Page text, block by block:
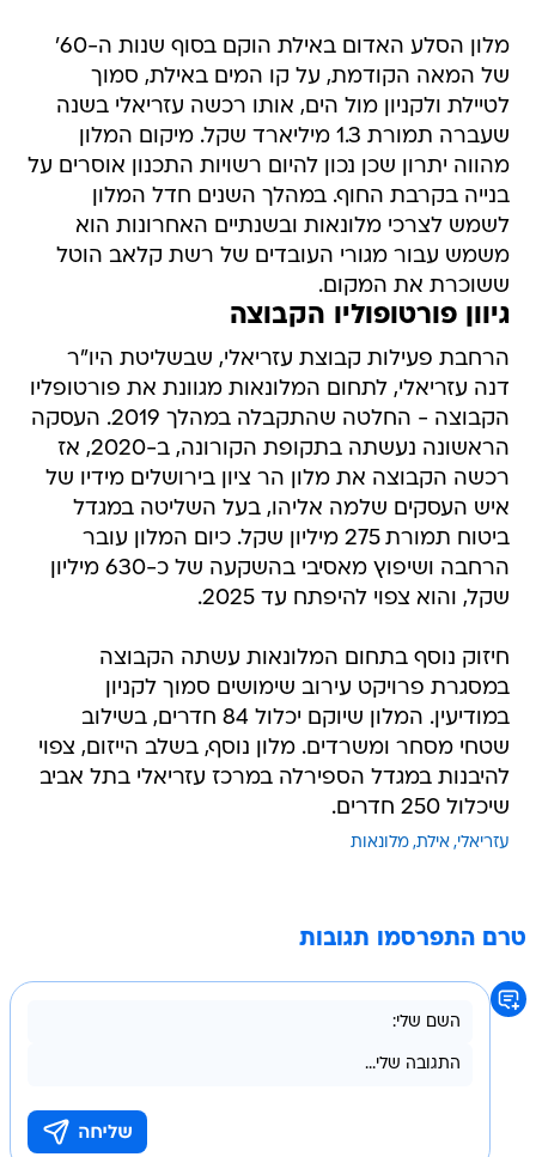
מלון הסלע האדום באילת הוקם בסוף שנות ה-60'
של המאה הקודמת, על קו המים באילת, סמוך
לטיילת ולקניון מול הים, אותו רכשה עזריאלי בשנה
שעברה תמורת 1.3 מיליארד שקל. מיקום המלון
מהווה יתרון שכן נכון להיום רשויות התכנון אוסרים על
בנייה בקרבת החוף. במהלך השנים חדל המלון
לשמש לצרכי מלונאות ובשנתיים האחרונות הוא
משמש עבור מגורי העובדים של רשת קלאב הוטל
ששוכרת את המקום.
גיוון פורטופוליו הקבוצה
הרחבת פעילות קבוצת עזריאלי, שבשליטת היו"ר
דנה עזריאלי, לתחום המלונאות מגוונת את פורטופליו
הקבוצה - החלטה שהתקבלה במהלך 2019. העסקה
הראשונה נעשתה בתקופת הקורונה, ב-2020, אז
רכשה הקבוצה את מלון הר ציון בירושלים מידיו של
איש העסקים שלמה אליהו, בעל השליטה במגדל
ביטוח תמורת 275 מיליון שקל. כיום המלון עובר
הרחבה ושיפוץ מאסיבי בהשקעה של כ-630 מיליון
שקל, והוא צפוי להיפתח עד 2025.
חיזוק נוסף בתחום המלונאות עשתה הקבוצה
במסגרת פרויקט עירוב שימושים סמוך לקניון
במודיעין. המלון שיוקם יכלול 84 חדרים, בשילוב
שטחי מסחר ומשרדים. מלון נוסף, בשלב הייזום, צפוי
להיבנות במגדל הספירלה במרכז עזריאלי בתל אביב
שיכלול 250 חדרים.
עזריאלי אילת מלונאות
טרם התפרסמו תגובות